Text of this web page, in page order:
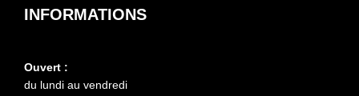
INFORMATIONS
Ouvert :
du lundi au vendredi